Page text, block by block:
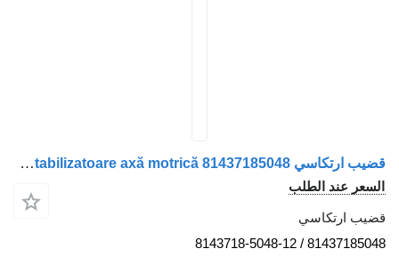
قضيب ارتكاسي Legătură bară stabilizatoare axă motrică 81437185048 لـ الشاحنات MAN 81437185048 81437185048-12
السعر عند الطلب
قضيب ارتكاسي
81437185048 / 8143718-5048-12